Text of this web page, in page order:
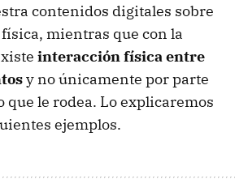
contenidos digitales sobre
mientras que con la
interacción física entre
y no únicamente por parte
que le rodea. Lo explicaremos
ejemplos.